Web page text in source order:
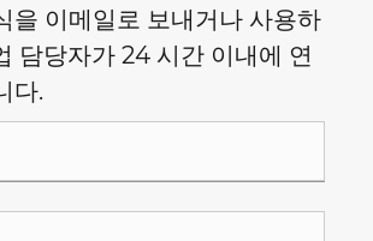
을 이메일로 보내거나 사용하
담당자가 24 시간 이내에 연
다.